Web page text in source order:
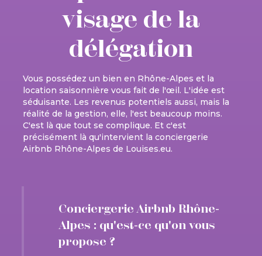
visage de la
délégation
Vous possédez un bien en Rhône-Alpes et la
location saisonnière vous fait de l'œil. L'idée est
séduisante. Les revenus potentiels aussi, mais la
réalité de la gestion, elle, l'est beaucoup moins.
C'est là que tout se complique. Et c'est
précisément là qu'intervient la conciergerie
Airbnb Rhône-Alpes de Louises.eu.
Conciergerie Airbnb Rhône-
Alpes : qu'est-ce qu'on vous
propose ?